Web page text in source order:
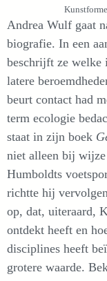
Andrea Wulf gaat
biografie. In een
beschrijft ze welke
latere
beurt contact had
term ecologie
staat in zijn boek
niet alleen bij
Humboldts
richtte hij
op, dat, uiteraard,
ontdekt heeft en
disciplines heeft
grotere waarde.